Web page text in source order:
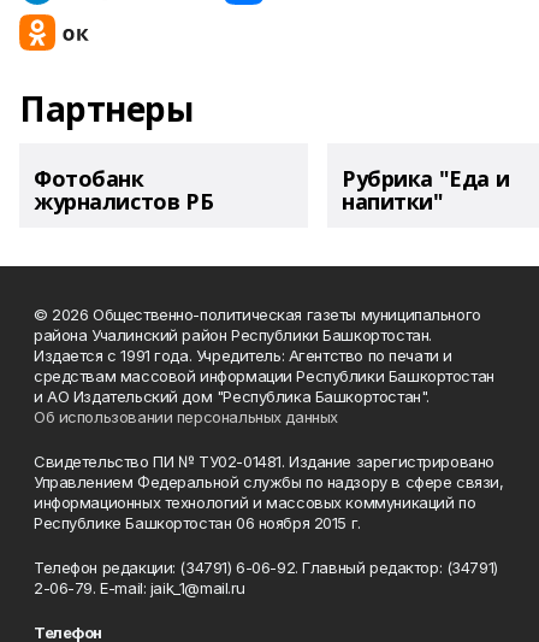
Партнеры
Фотобанк
журналистов РБ
Рубрика "Еда и
напитки"
© 2026 Общественно-политическая газеты муниципального
района Учалинский район Республики Башкортостан.
Издается с 1991 года. Учредитель: Агентство по печати и
средствам массовой информации Республики Башкортостан
и АО Издательский дом "Республика Башкортостан".
Об использовании персональных данных
Свидетельство ПИ № ТУ02-01481. Издание зарегистрировано
Управлением Федеральной службы по надзору в сфере связи,
информационных технологий и массовых коммуникаций по
Республике Башкортостан 06 ноября 2015 г.
Телефон редакции: (34791) 6-06-92. Главный редактор: (34791)
2-06-79. Е-mаil: jaik_1@mail.ru
Телефон